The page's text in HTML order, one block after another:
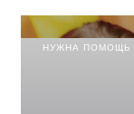
НУЖНА ПОМОЩЬ